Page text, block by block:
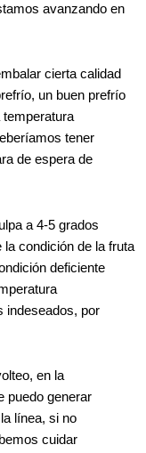
avanzando en
cierta calidad
un buen prefrío
temperatura
tener
de espera de
a 4-5 grados
condición de la fruta
deficiente
indeseados, por
en la
puedo generar
línea, si no
cuidar